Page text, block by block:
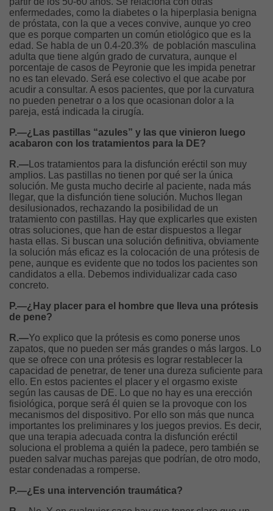
enfermedades, como la diabetes o la hiperplasia benigna
de próstata, con la que a veces convive, aunque yo creo
que es porque comparten un común etiológico que es la
edad. Se habla de un 0.4-20.3% de población masculina
adulta que tiene algún grado de curvatura, aunque el
porcentaje de casos de Peyronie que les impida penetrar
no es tan elevado. Será ese colectivo el que acabe por
acudir a consultar. A esos pacientes, que por la curvatura
no pueden penetrar o a los que ocasionan dolor a la
pareja, está indicada la cirugía.
P.—¿Las pastillas “azules” y las que vinieron luego
acabaron con los tratamientos para la DE?
R.— Los tratamientos para la disfunción eréctil son muy
amplios. Las pastillas no tienen por qué ser la única
solución. Me gusta mucho decirle al paciente, nada más
llegar, que la disfunción tiene solución. Muchos llegan
desilusionados, rechazando la posibilidad de un
tratamiento con pastillas. Hay que explicarles que existen
otras soluciones, que han de estar dispuestos a llegar
hasta ellas. Si buscan una solución definitiva, obviamente
la solución más eficaz es la colocación de una prótesis de
pene, aunque es evidente que no todos los pacientes son
candidatos a ella. Debemos individualizar cada caso
concreto.
P.—¿Hay placer para el hombre que lleva una prótesis
de pene?
R.—Yo explico que la prótesis es como ponerse unos
zapatos, que no pueden ser más grandes o más largos. Lo
que se ofrece con una prótesis es lograr restablecer la
capacidad de penetrar, de tener una dureza suficiente para
ello. En estos pacientes el placer y el orgasmo existe
según las causas de DE. Lo que no hay es una erección
fisiológica, porque será él quien se la provoque con los
mecanismos del dispositivo. Por ello son más que nunca
importantes los preliminares y los juegos previos. Es decir,
que una terapia adecuada contra la disfunción eréctil
soluciona el problema a quién la padece, pero también se
pueden salvar muchas parejas que podrían, de otro modo,
estar condenadas a romperse.
P.—¿Es una intervención traumática?